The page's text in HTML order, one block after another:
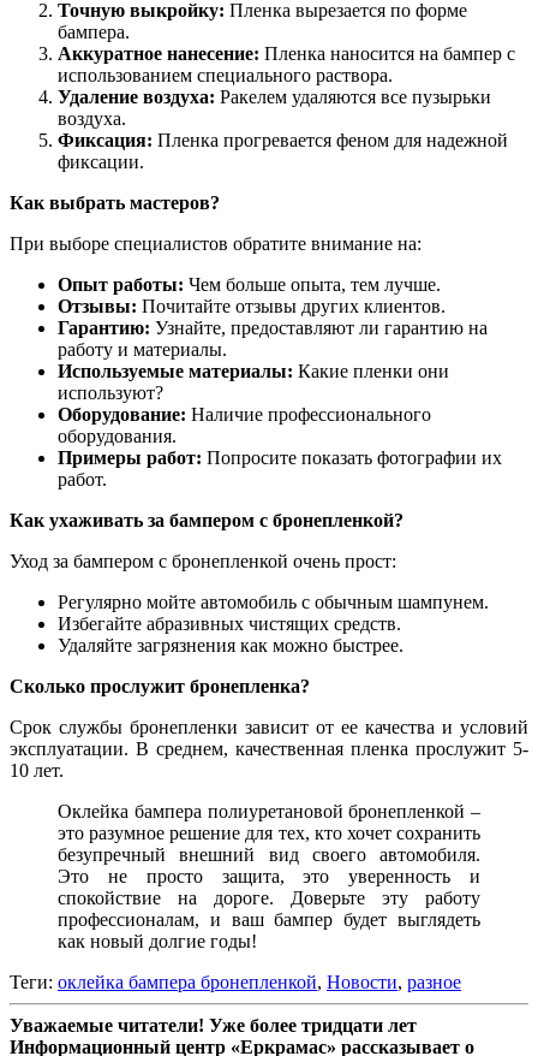
Точную выкройку: Пленка вырезается по форме
бампера.
Аккуратное нанесение: Пленка наносится на бампер с
использованием специального раствора.
Удаление воздуха: Ракелем удаляются все пузырьки
воздуха.
Фиксация: Пленка прогревается феном для надежной
фиксации.
Как выбрать мастеров?
При выборе специалистов обратите внимание на:
Опыт работы: Чем больше опыта, тем лучше.
Отзывы: Почитайте отзывы других клиентов.
Гарантию: Узнайте, предоставляют ли гарантию на
работу и материалы.
Используемые материалы: Какие пленки они
используют?
Оборудование: Наличие профессионального
оборудования.
Примеры работ: Попросите показать фотографии их
работ.
Как ухаживать за бампером с бронепленкой?
Уход за бампером с бронепленкой очень прост:
Регулярно мойте автомобиль с обычным шампунем.
Избегайте абразивных чистящих средств.
Удаляйте загрязнения как можно быстрее.
Сколько прослужит бронепленка?
Срок службы бронепленки зависит от ее качества и условий
эксплуатации. В среднем, качественная пленка прослужит 5-
10 лет.
Оклейка бампера полиуретановой бронепленкой –
это разумное решение для тех, кто хочет сохранить
безупречный внешний вид своего автомобиля.
Это не просто защита, это уверенность и
спокойствие на дороге. Доверьте эту работу
профессионалам, и ваш бампер будет выглядеть
как новый долгие годы!
Теги: оклейка бампера бронепленкой, Новости, разное
Уважаемые читатели! Уже более тридцати лет
Информационный центр «Еркрамас» рассказывает о